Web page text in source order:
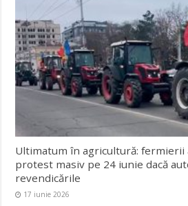
Ultimatum în agricultură: fermierii
protest masiv pe 24 iunie dacă
revendicările
17 iunie 2026